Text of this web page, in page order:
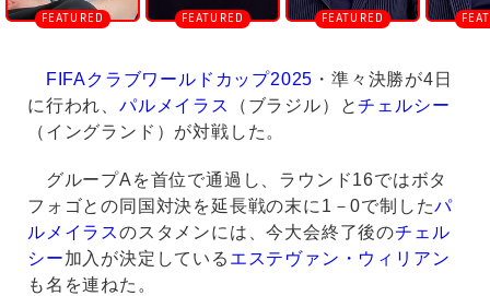
FIFAクラブワールドカップ2025 ・準々決勝が4日
に行われ、 パルメイラス （ブラジル）とチェルシー
（イングランド）が対戦した。
グループAを首位で通過し、ラウンド16ではボタ
フォゴとの同国対決を延長戦の末に1－0で制したパ
ルメイラスのスタメンには、今大会終了後のチェル
シー加入が決定している エステヴァン・ウィリアン
も名を連ねた。